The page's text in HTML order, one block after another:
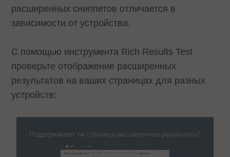
расширенных сниппетов отличается в
зависимости от устройства.
С помощью инструмента Rich Results Test
проверьте отображение расширенных
результатов на ваших страницах для разных
устройств: